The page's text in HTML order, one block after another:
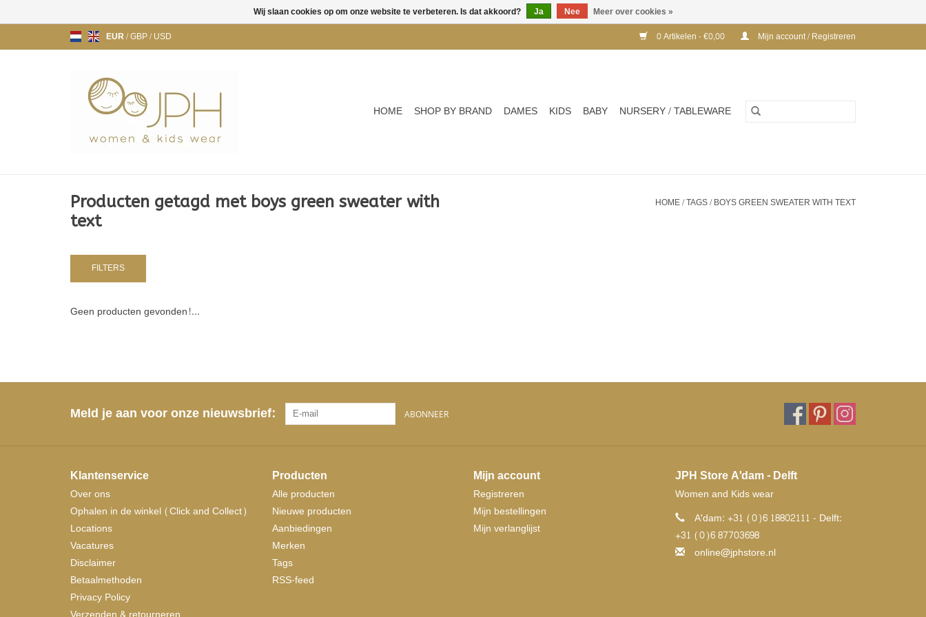
EUR/GBP/USD 0 Artikelen - €0,00 Mijn account / Registreren
HOME SHOP BY BRAND DAMES KIDS BABY NURSERY / TABLEWARE
Producten getagd met boys green sweater with
text
HOME/TAGS/BOYS GREEN SWEATER WITH TEXT
FILTERS
Geen producten gevonden!...
Meld je aan voor onze nieuwsbrief: ABONNEER
Klantenservice
Over ons
Ophalen in de winkel (Click and Collect)
Locations
Vacatures
Disclaimer
Betaalmethoden
Privacy Policy
Producten
Alle producten
Nieuwe producten
Aanbiedingen
Merken
Tags
RSS-feed
Mijn account
Registreren
Mijn bestellingen
Mijn verlanglijst
JPH Store A'dam - Delft
Women and Kids wear
A'dam: +31 (0)6 18802111 - Delft:
+31 (0)6 87703698
online@jphstore.nl
Wij slaan cookies op om onze website te verbeteren. Is dat akkoord? Ja Nee Meer over cookies »